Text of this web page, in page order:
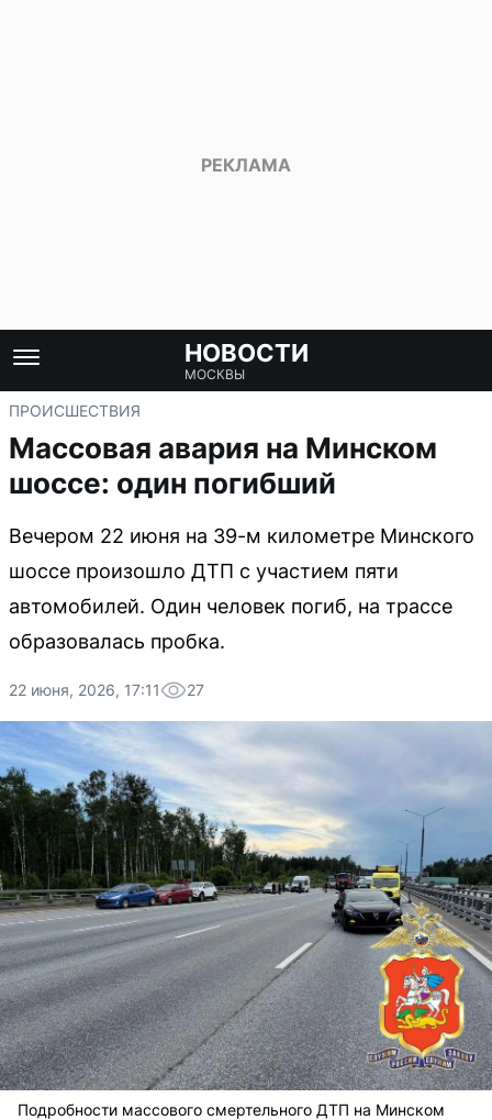
НОВОСТИ
МОСКВЫ
ПРОИСШЕСТВИЯ
Массовая авария на Минском
шоссе: один погибший
Вечером 22 июня на 39-м километре Минского
шоссе произошло ДТП с участием пяти
автомобилей. Один человек погиб, на трассе
образовалась пробка.
22 июня, 2026, 17:11 27
Подробности массового смертельного ДТП на Минском